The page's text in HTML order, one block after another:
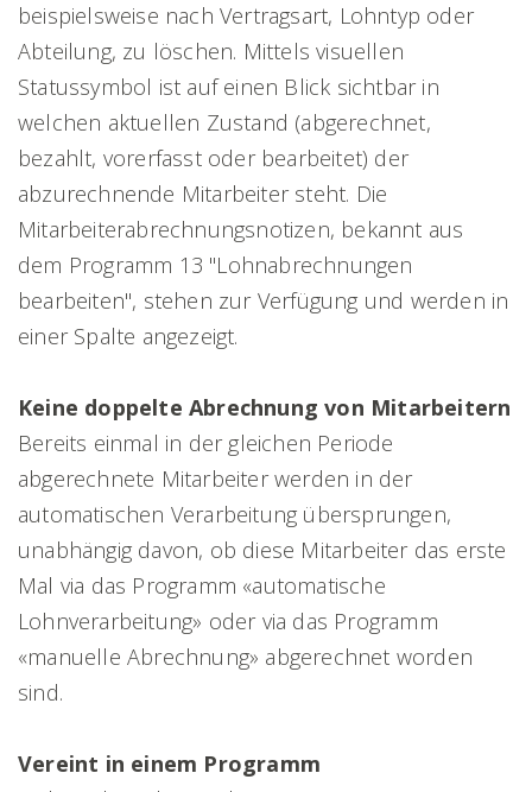
beispielsweise nach Vertragsart, Lohntyp oder
Abteilung, zu löschen. Mittels visuellen
Statussymbol ist auf einen Blick sichtbar in
welchen aktuellen Zustand (abgerechnet,
bezahlt, vorerfasst oder bearbeitet) der
abzurechnende Mitarbeiter steht. Die
Mitarbeiterabrechnungsnotizen, bekannt aus
dem Programm 13 "Lohnabrechnungen
bearbeiten", stehen zur Verfügung und werden in
einer Spalte angezeigt.
Keine doppelte Abrechnung von Mitarbeitern
Bereits einmal in der gleichen Periode
abgerechnete Mitarbeiter werden in der
automatischen Verarbeitung übersprungen,
unabhängig davon, ob diese Mitarbeiter das erste
Mal via das Programm «automatische
Lohnverarbeitung» oder via das Programm
«manuelle Abrechnung» abgerechnet worden
sind.
Vereint in einem Programm